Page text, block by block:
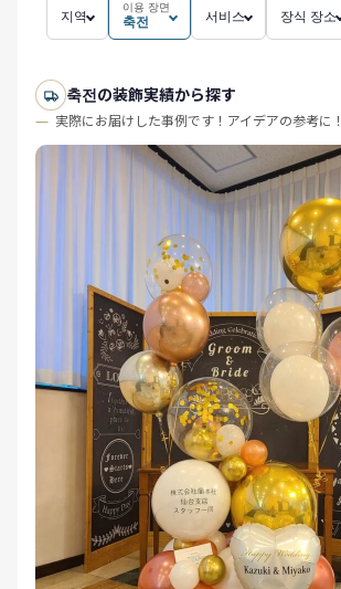
지역
이용 장면
축전 서비스 장식 장소
축전の装飾実績から探す
実際にお届けした事例です！アイデアの参考に！